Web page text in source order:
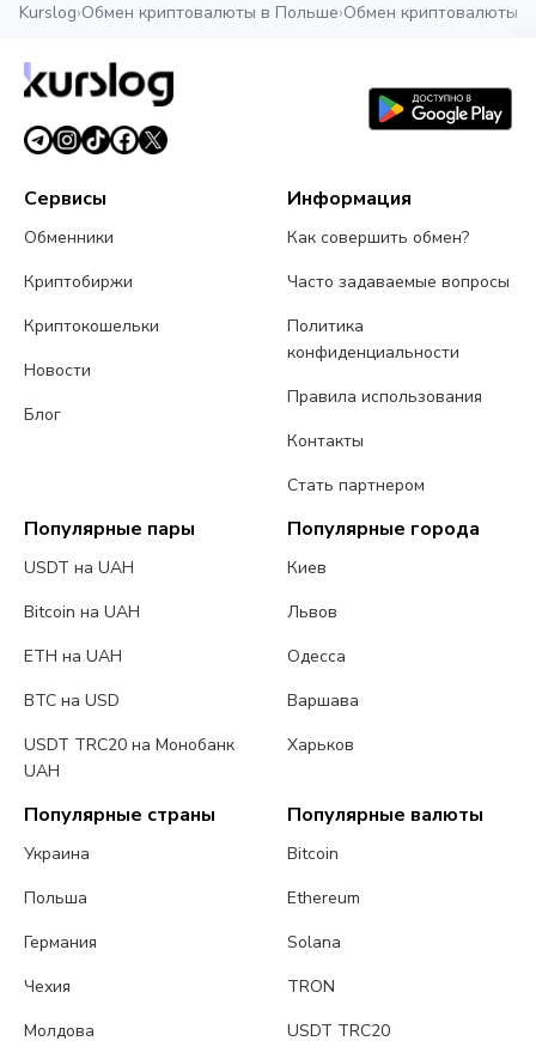
Kurslog›Обмен криптовалюты в Польше›Обмен криптовалюты
Сервисы
Обменники
Криптобиржи
Криптокошельки
Новости
Блог
Информация
Как совершить обмен?
Часто задаваемые вопросы
Политика
конфиденциальности
Правила использования
Контакты
Стать партнером
Популярные пары
USDT на UAH
Bitcoin на UAH
ETH на UAH
BTC на USD
USDT TRC20 на Монобанк
UAH
Популярные города
Киев
Львов
Одесса
Варшава
Харьков
Популярные страны
Украина
Польша
Германия
Чехия
Молдова
Популярные валюты
Bitcoin
Ethereum
Solana
TRON
USDT TRC20